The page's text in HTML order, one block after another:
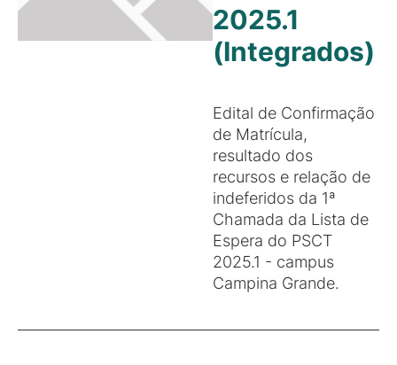
2025.1
(Integrados)
Edital de Confirmação
de Matrícula,
resultado dos
recursos e relação de
indeferidos da 1ª
Chamada da Lista de
Espera do PSCT
2025.1 - campus
Campina Grande.